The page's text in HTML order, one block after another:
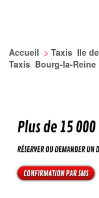
Accueil > Taxis Ile
Taxis Bourg-la-Reine